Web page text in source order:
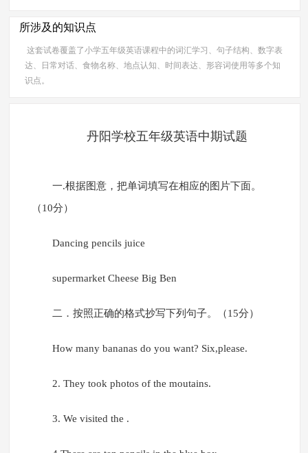
所涉及的知识点
这套试卷覆盖了小学五年级英语课程中的词汇学习、句子结构、数字表
达、日常对话、食物名称、地点认知、时间表达、形容词使用等多个知
识点。
丹阳学校五年级英语中期试题
一.根据图意，把单词填写在相应的图片下面。
（10分）
Dancing pencils juice
supermarket Cheese Big Ben
二．按照正确的格式抄写下列句子。（15分）
How many bananas do you want? Six,please.
2. They took photos of the moutains.
3. We visited the .